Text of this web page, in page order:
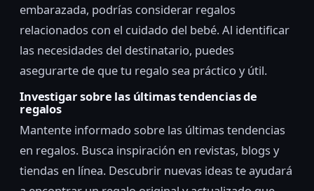
embarazada, podrías considerar regalos
relacionados con el cuidado del bebé. Al identificar
las necesidades del destinatario, puedes
asegurarte de que tu regalo sea práctico y útil.
Investigar sobre las últimas tendencias de
regalos
Mantente informado sobre las últimas tendencias
en regalos. Busca inspiración en revistas, blogs y
tiendas en línea. Descubrir nuevas ideas te ayudará